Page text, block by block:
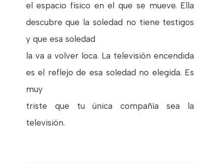
el espacio físico en el que se mueve. Ella
descubre que la soledad no tiene testigos
y que esa soledad
la va a volver loca. La televisión encendida
es el reflejo de esa soledad no elegida. Es
muy
triste que tu única compañía sea la
televisión.